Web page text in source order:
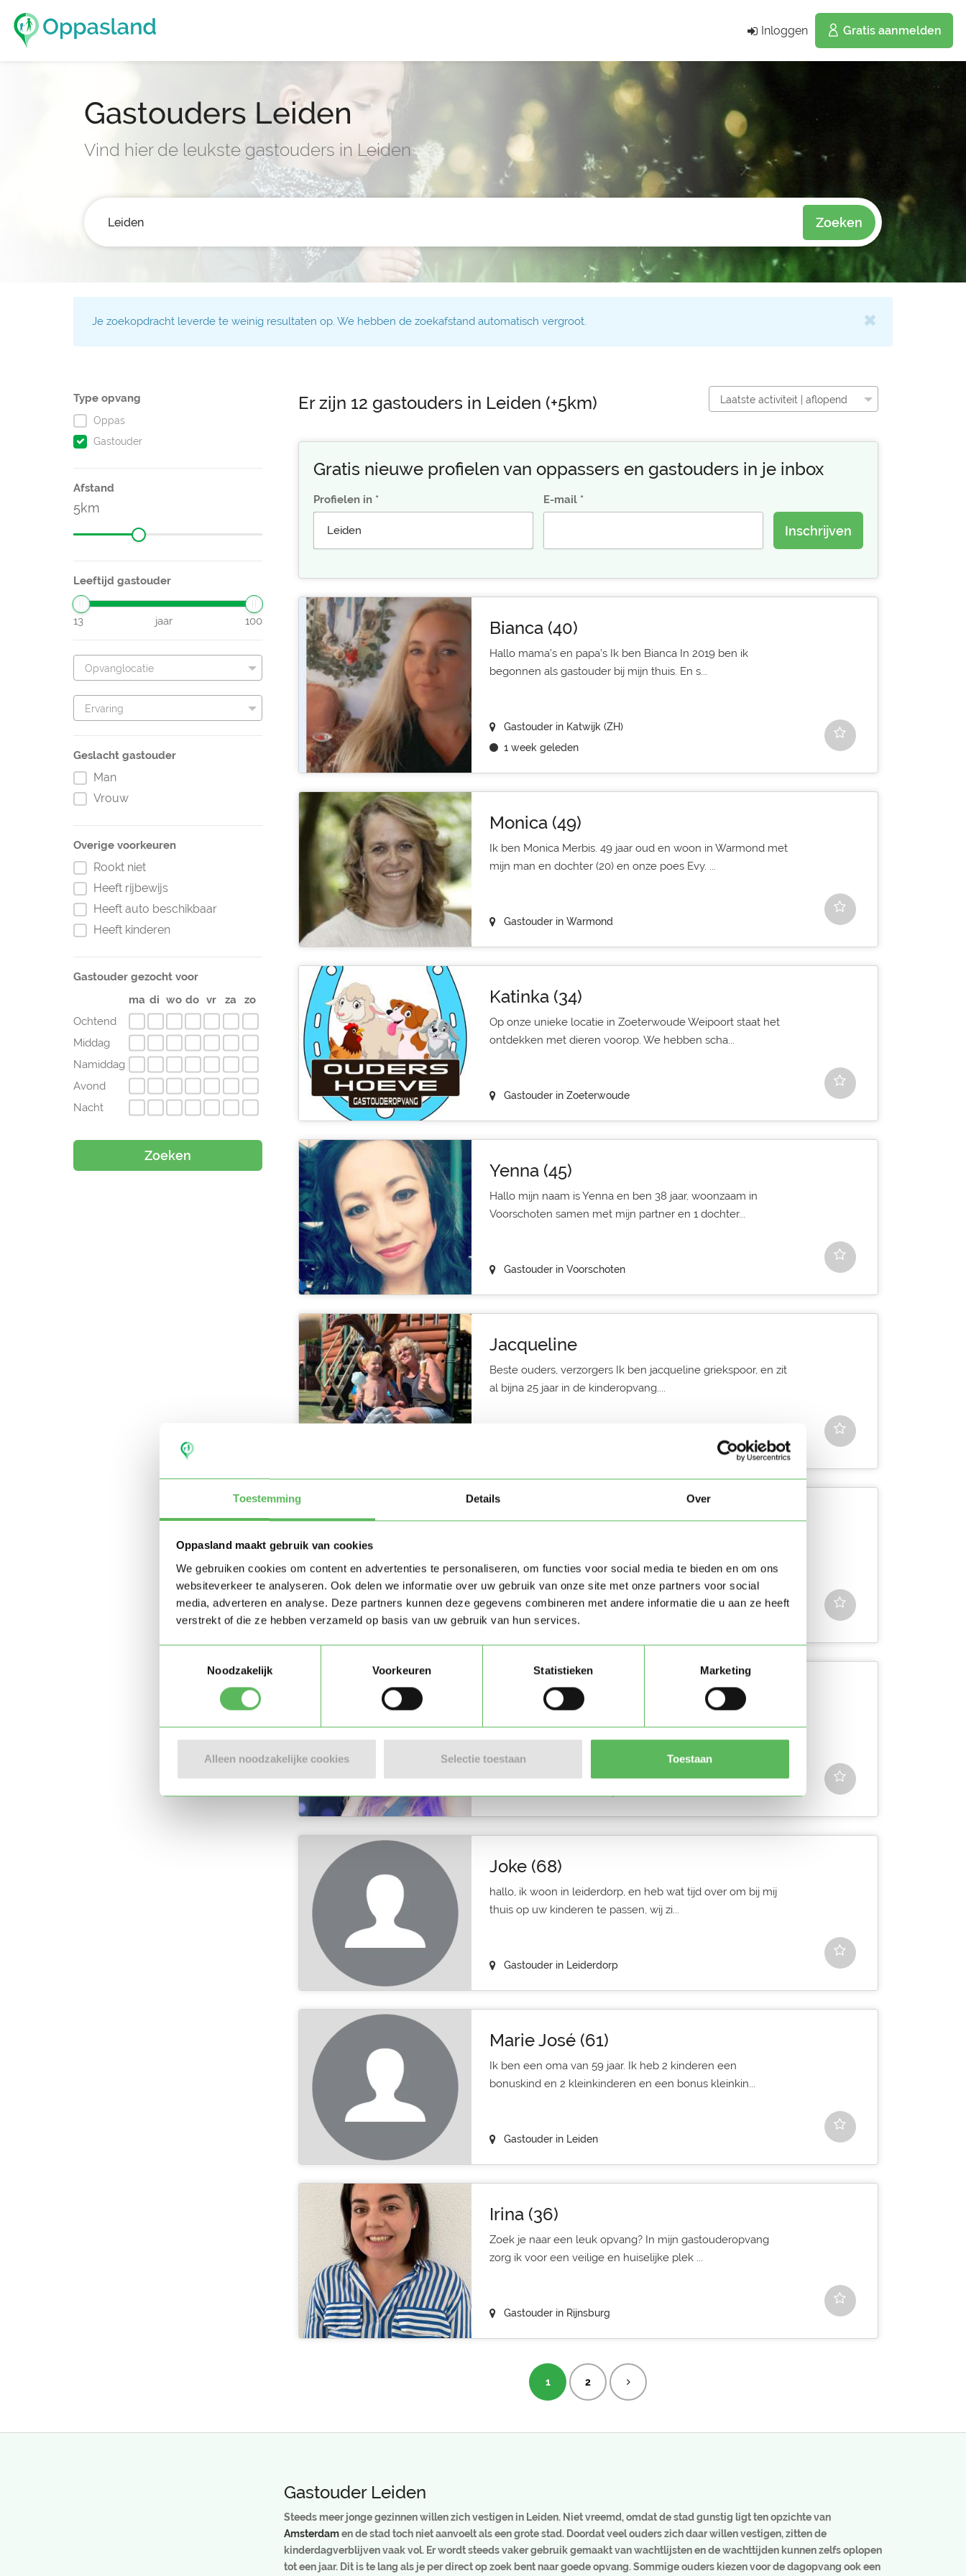
Toestemming Details Over
Oppasland maakt gebruik van cookies
We gebruiken cookies om content en advertenties te personaliseren, om functies voor social media te bieden en om ons
websiteverkeer te analyseren. Ook delen we informatie over uw gebruik van onze site met onze partners voor social
media, adverteren en analyse. Deze partners kunnen deze gegevens combineren met andere informatie die u aan ze heeft
verstrekt of die ze hebben verzameld op basis van uw gebruik van hun services.
Noodzakelijk
Voorkeuren Statistieken Marketing
Alleen noodzakelijke cookies Selectie toestaan Toestaan
Inloggen Gratis aanmelden
Gastouders Leiden
Vind hier de leukste gastouders in Leiden
Zoeken
Je zoekopdracht leverde te weinig resultaten op. We hebben de zoekafstand automatisch vergroot.
Type opvang
Oppas
Gastouder
Afstand
5
Leeftijd gastouder
13 jaar 100
Opvanglocatie
Ervaring
Geslacht gastouder
Man
Vrouw
Overige voorkeuren
Rookt niet
Heeft rijbewijs
Heeft auto beschikbaar
Heeft kinderen
Gastouder gezocht voor
ma di wo do vr za
zo
Ochtend
Middag
Namiddag
Avond
Nacht
Zoeken
Er zijn 12 gastouders in Leiden (+5km) Laatste activiteit | aflopend
Gratis nieuwe profielen van oppassers en gastouders in je inbox
Profielen in E-mail
Inschrijven
Bianca (40)
Hallo mama’s en papa’s Ik ben Bianca In 2019 ben ik
begonnen als gastouder bij mijn thuis. En s...
Gastouder in Katwijk (ZH)
1 week geleden
Monica (49)
Ik ben Monica Merbis. 49 jaar oud en woon in Warmond met
mijn man en dochter (20) en onze poes Evy. ...
Gastouder in Warmond
Katinka (34)
Op onze unieke locatie in Zoeterwoude Weipoort staat het
ontdekken met dieren voorop. We hebben scha...
Gastouder in Zoeterwoude
Yenna (45)
Hallo mijn naam is Yenna en ben 38 jaar, woonzaam in
Voorschoten samen met mijn partner en 1 dochter...
Gastouder in Voorschoten
Jacqueline
Beste ouders, verzorgers Ik ben jacqueline griekspoor, en zit
al bijna 25 jaar in de kinderopvang....
Corrie (40)
(ZH). Stuur mij een bericht als je meer vragen hebt.
Gastouder in Katwijk (ZH)
Hiba (42)
Joke (68)
hallo, ik woon in leiderdorp, en heb wat tijd over om bij mij
thuis op uw kinderen te passen, wij zi...
Gastouder in Leiderdorp
Marie José (61)
Ik ben een oma van 59 jaar. Ik heb 2 kinderen een
bonuskind en 2 kleinkinderen en een bonus kleinkin...
Gastouder in Leiden
Irina (36)
Zoek je naar een leuk opvang? In mijn gastouderopvang
zorg ik voor een veilige en huiselijke plek ...
Gastouder in Rijnsburg
1 2
Gastouder Leiden
Steeds meer jonge gezinnen willen zich vestigen in Leiden. Niet vreemd, omdat de stad gunstig ligt ten opzichte van
Amsterdamen de stad toch niet aanvoelt als een grote stad. Doordat veel ouders zich daar willen vestigen, zitten de
kinderdagverblijven vaak vol. Er wordt steeds vaker gebruik gemaakt van wachtlijsten en de wachttijden kunnen zelfs oplopen
tot een jaar. Dit is te lang als je per direct op zoek bent naar goede opvang. Sommige ouders kiezen voor de dagopvang ook een